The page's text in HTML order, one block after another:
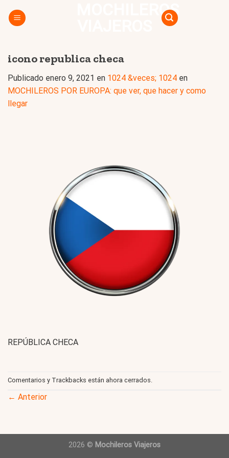
MOCHILEROS
icono republica checa
Publicado enero 9, 2021 en 1024 &veces; 1024 en
MOCHILEROS POR EUROPA: que ver, que hacer y como
llegar
REPÚBLICA CHECA
Comentarios y Trackbacks están ahora cerrados.
← Anterior
2026 © Mochileros Viajeros